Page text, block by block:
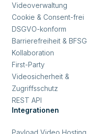
Videoverwaltung
Cookie & Consent-frei
DSGVO-konform
Barrierefreiheit & BFSG
Kollaboration
First-Party
Videosicherheit &
Zugriffsschutz
REST API
Integrationen
Payload Video Hosting